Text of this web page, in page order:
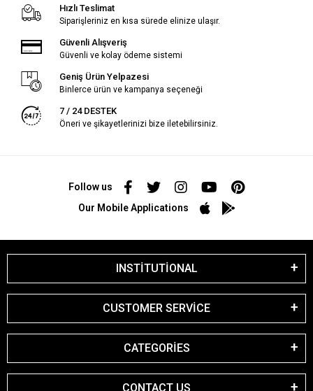
Hızlı Teslimat
Siparişleriniz en kısa sürede elinize ulaşır.
Güvenli Alışveriş
Güvenli ve kolay ödeme sistemi
Geniş Ürün Yelpazesi
Binlerce ürün ve kampanya seçeneği
7 / 24 DESTEK
Öneri ve şikayetlerinizi bize iletebilirsiniz.
Follow us
Our Mobile Applications
INSTİTUTİONAL
CUSTOMER SERVİCE
CATEGORİES
CONTACT US